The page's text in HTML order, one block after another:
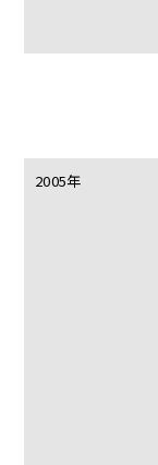
2005年